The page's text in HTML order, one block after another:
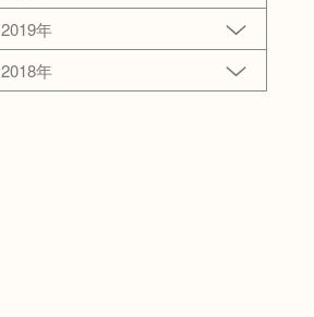
2019年
2018年